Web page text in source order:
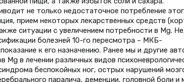
не только недостаточное потребление
прием некоторых лекарственных средств
ситуации с увеличением потребности в Mg.
болезней 10-го пересмотра – МКБ-
к его назначению. Ранее мы и другие
Mg в лечении различных видов
беспокойных ног, острых нарушений
паралича, деменции, головной боли и